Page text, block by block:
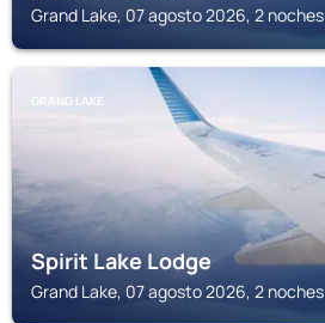
Grand Lake, 07 agosto 2026, 2 noches
GRAND LAKE
Spirit Lake Lodge
Grand Lake, 07 agosto 2026, 2 noches